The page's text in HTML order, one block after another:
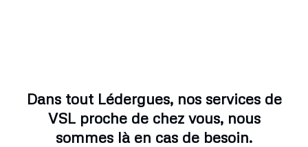
Dans tout Lédergues, nos services de
VSL proche de chez vous, nous
sommes là en cas de besoin.